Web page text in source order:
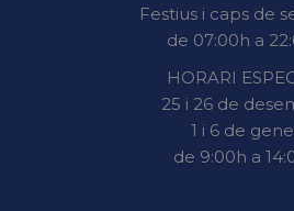
Festius i caps de
de 07:00h a
HORARI
25 i 26 de
1 i 6 de
de 9:00h a